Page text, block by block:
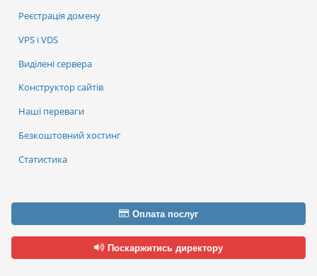
Реєстрація домену
VPS і VDS
Виділені сервера
Конструктор сайтів
Наші переваги
Безкоштовний хостинг
Статистика
Оплата послуг
Поскаржитись директору